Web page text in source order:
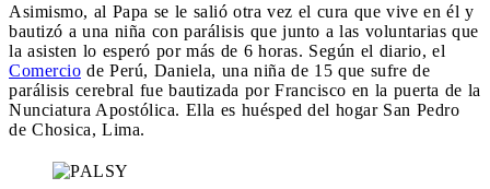
Asimismo, al Papa se le salió otra vez el cura que vive en él y
bautizó a una niña con parálisis que junto a las voluntarias que
la asisten lo esperó por más de 6 horas. Según el diario, el
Comercio de Perú, Daniela, una niña de 15 que sufre de
parálisis cerebral fue bautizada por Francisco en la puerta de la
Nunciatura Apostólica. Ella es huésped del hogar San Pedro
de Chosica, Lima.